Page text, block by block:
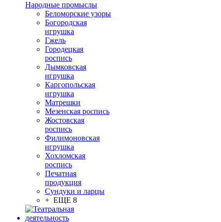
Народные промыслы
Беломорские узоры
Богородская
игрушка
Гжель
Городецкая
роспись
Дымковская
игрушка
Каргопольская
игрушка
Матрешки
Мезенская роспись
Жостовская
роспись
Филимоновская
игрушка
Хохломская
роспись
Печатная
продукция
Сундуки и ларцы
+ ЕЩЕ 8